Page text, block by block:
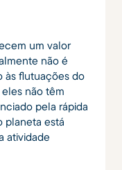
um valor
não é
às flutuações do
não têm
pela rápida
planeta está
atividade